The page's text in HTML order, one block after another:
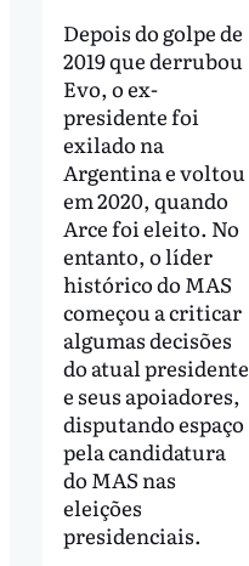
Depois do golpe de
2019 que derrubou
Evo, o ex-
presidente foi
exilado na
Argentina e voltou
em 2020, quando
Arce foi eleito. No
entanto, o líder
histórico do MAS
começou a criticar
algumas decisões
do atual presidente
e seus apoiadores,
disputando espaço
pela candidatura
do MAS nas
eleições
presidenciais.